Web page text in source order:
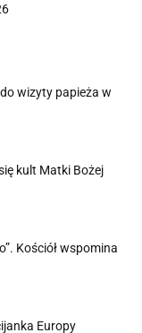
wizyty papieża w
kult Matki Bożej
Kościół wspomina
Europy